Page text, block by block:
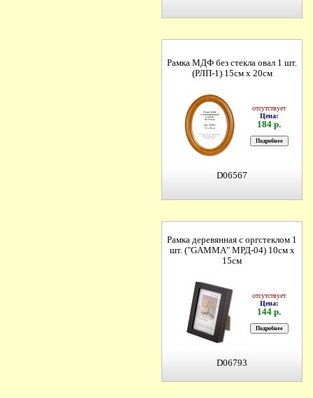
Рамка МДФ без стекла овал 1 шт.
(РЛП-1) 15см х 20см
отсутствует
Цена:
184 р.
D06567
Рамка деревянная с оргстеклом 1
шт. ("GAMMA" МРД-04) 10см х
15см
отсутствует
Цена:
144 р.
D06793